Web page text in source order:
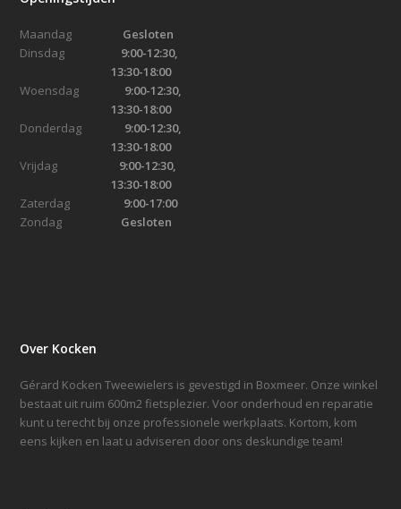
Maandag Gesloten
Dinsdag 9:00-12:30,
13:30-18:00
Woensdag
9:00-12:30,
13:30-18:00
Donderdag 9:00-12:30,
13:30-18:00
Vrijdag 9:00-12:30,
13:30-18:00
Zaterdag 9:00-17:00
Zondag Gesloten
Over Kocken
Gérard Kocken Tweewielers is gevestigd in Boxmeer. Onze winkel
bestaat uit ruim 600m2 fietsplezier. Voor onderhoud en reparatie
kunt u terecht bij onze professionele werkplaats. Kortom, kom
eens kijken en laat u adviseren door ons deskundige team!